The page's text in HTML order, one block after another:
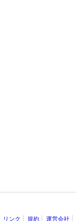
リンク 規約 運営会社